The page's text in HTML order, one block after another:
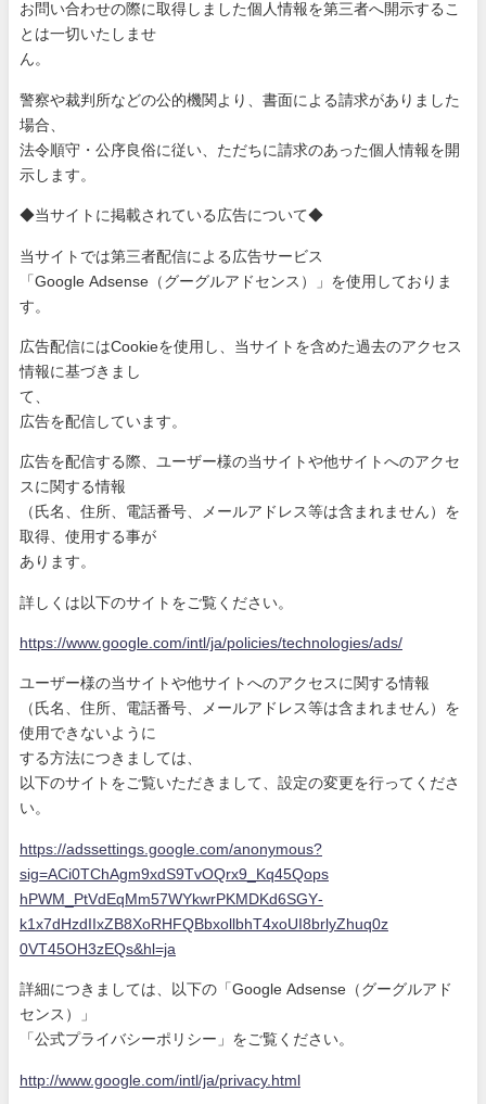
お問い合わせの際に取得しました個人情報を第三者へ開示するこ
と は一切いたしませ
ん。
警察や裁判所などの公的機関より、書面による請求がありました
場合、
法令順守・公序良俗に従い、ただちに請求のあった個人情報を開
示 します。
◆当サイトに掲載されている広告について◆
当サイトでは第三者配信による広告サービス
「Google Adsense（グーグルアドセンス）」を使用しておりま
す。
広告配信にはCookieを使用し、当サイトを含めた過去のアク セス
情報に基づきまし
て、
広告を配信しています。
広告を配信する際、ユーザー様の当サイトや他サイトへのアクセ
ス に関する情報
（氏名、住所、電話番号、メールアドレス等は含まれません）を
取得、使用する事が
あります。
詳しくは以下のサイトをご覧ください。
https://www.google.com/intl/ja/policies/technologies/ads/
ユーザー様の当サイトや他サイトへのアクセスに関する情報
（氏名、住所、電話番号、メールアドレス等は含まれません）を
使 用できないように
する方法につきましては、
以下のサイトをご覧いただきまして、設定の変更を行ってくださ
い。
https://adssettings.google.com/anonymous?
sig=ACi0TChAgm9xdS9TvOQrx9_Kq45Qops
hPWM_PtVdEqMm57WYkwrPKMDKd6SGY-
k1x7dHzdIIxZB8XoRHFQBbxollbhT4xoUI8brlyZhuq0z
0VT45OH3zEQs&hl=ja
詳細につきましては、以下の「Google Adsense（グーグルアド
センス）」
「公式プライバシーポリシー」をご覧ください。
http://www.google.com/intl/ja/privacy.html